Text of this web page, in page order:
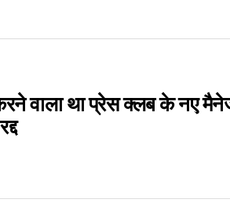
वाला था प्रेस क्‍लब के नए